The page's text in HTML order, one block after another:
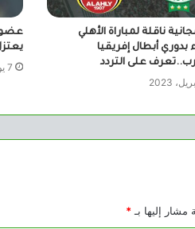
ناقلة لمباراة الأهلي
بدوري أبطال إفريقيا
على التردد
عضو
7 يونيو، 2023
مشار إليها بـ *